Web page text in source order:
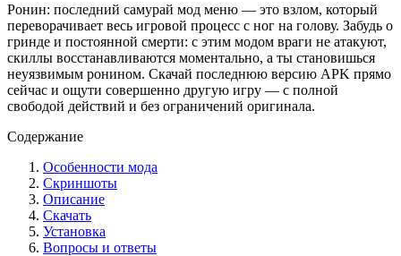
Ронин: последний самурай мод меню — это взлом, который
переворачивает весь игровой процесс с ног на голову. Забудь о
гринде и постоянной смерти: с этим модом враги не атакуют,
скиллы восстанавливаются моментально, а ты становишься
неуязвимым ронином. Скачай последнюю версию APK прямо
сейчас и ощути совершенно другую игру — с полной
свободой действий и без ограничений оригинала.
Содержание
Особенности мода
Скриншоты
Описание
Скачать
Установка
Вопросы и ответы